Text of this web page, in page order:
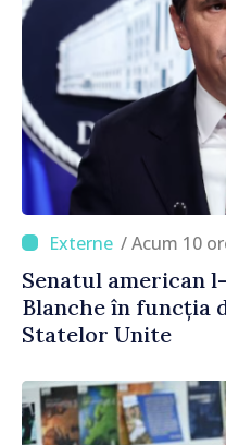
/ Acum 10
Senatul american
Blanche în funcția
Statelor Unite